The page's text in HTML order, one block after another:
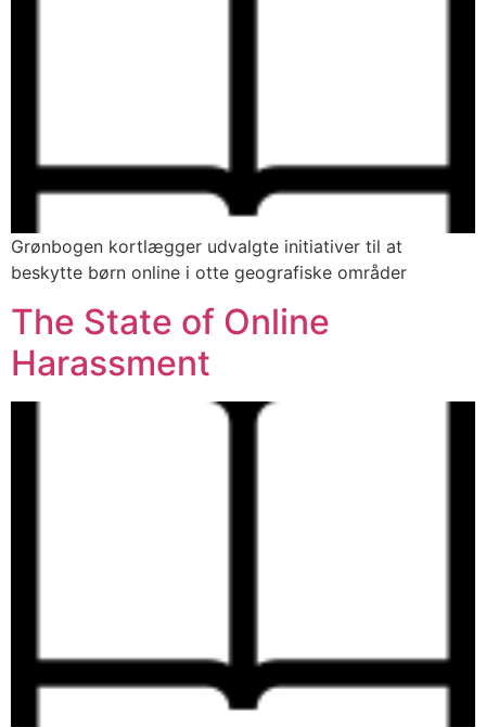
Grønbogen kortlægger udvalgte initiativer til at
beskytte børn online i otte geografiske områder
The State of Online
Harassment